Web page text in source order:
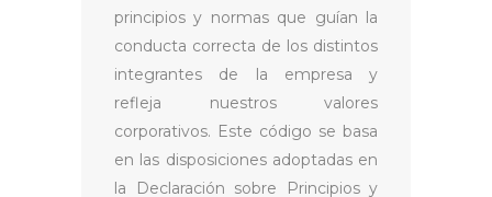
principios y normas que guían la
conducta correcta de los distintos
integrantes de la empresa y
refleja nuestros valores
corporativos. Este código se basa
en las disposiciones adoptadas en
la Declaración sobre Principios y